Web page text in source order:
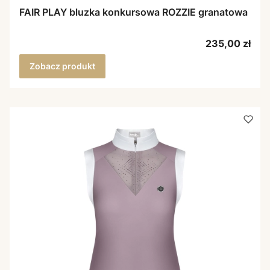
FAIR PLAY bluzka konkursowa ROZZIE granatowa
Cena
235,00 zł
Zobacz produkt